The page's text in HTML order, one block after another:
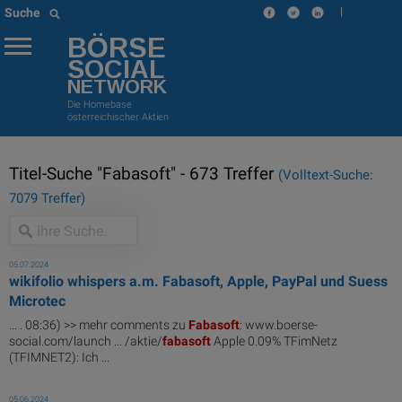
Suche |
BÖRSE
SOCIAL
NETWORK
Die Homebase
österreichischer Aktien
Titel-Suche "Fabasoft" - 673 Treffer (Volltext-Suche:
7079 Treffer)
05.07.2024
wikifolio whispers a.m. Fabasoft, Apple, PayPal und Suess
Microtec
... . 08:36) >> mehr comments zu Fabasoft: www.boerse-
social.com/launch ... /aktie/fabasoftApple 0.09% TFimNetz
(TFIMNET2): Ich ...
05.06.2024